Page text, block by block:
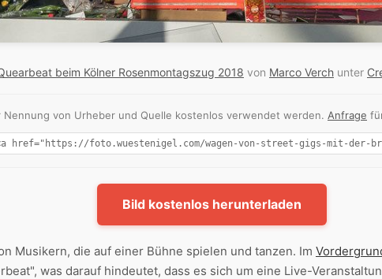
beim Kölner Rosenmontagszug 2018 von Marco Verch unter
Nennung von Urheber und Quelle kostenlos verwendet werden. Anfrage
Bild kostenlos herunterladen
Musikern, die auf einer Bühne spielen und tanzen. Im
was darauf hindeutet, dass es sich um eine Live-